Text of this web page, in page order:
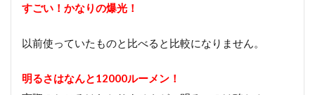
すごい！かなりの爆光！
以前使っていたものと比べると比較になりません。
明るさはなんと12000ルーメン！